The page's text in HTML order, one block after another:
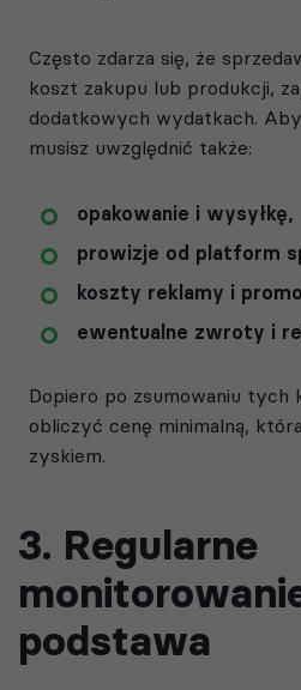
Często zdarza się, że
koszt zakupu lub produkcji,
dodatkowych wydatkach.
musisz uwzględnić także:
opakowanie i wysyłkę,
prowizje od platform
koszty reklamy i
ewentualne zwroty i
Dopiero po zsumowaniu tych
obliczyć cenę minimalną,
zyskiem.
3. Regularne
podstawa